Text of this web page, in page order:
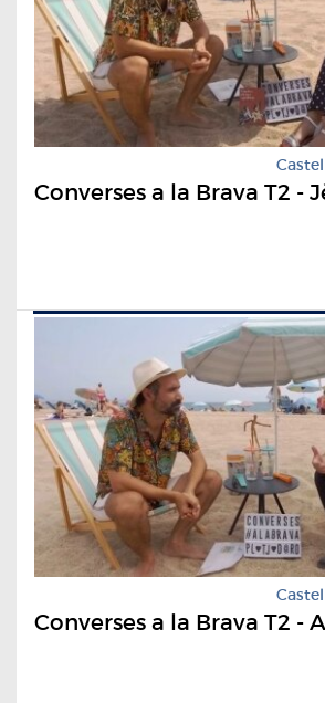
Converses a la Brava T2 -
Converses a la Brava T2 -